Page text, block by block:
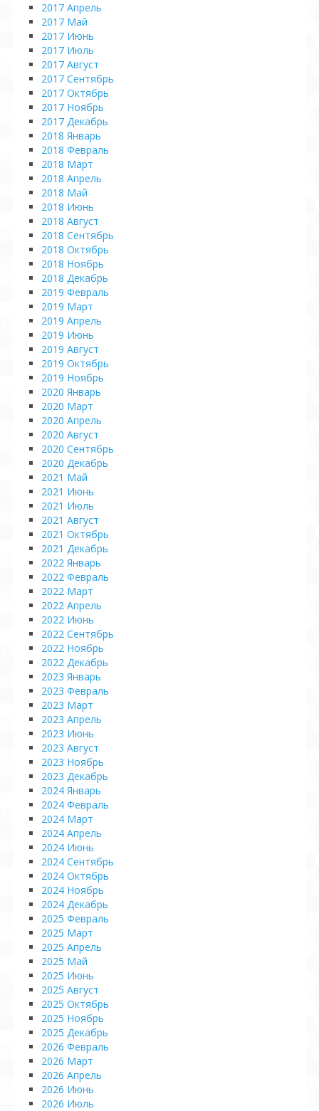
2017 Апрель
2017 Май
2017 Июнь
2017 Июль
2017 Август
2017 Сентябрь
2017 Октябрь
2017 Ноябрь
2017 Декабрь
2018 Январь
2018 Февраль
2018 Март
2018 Апрель
2018 Май
2018 Июнь
2018 Август
2018 Сентябрь
2018 Октябрь
2018 Ноябрь
2018 Декабрь
2019 Февраль
2019 Март
2019 Апрель
2019 Июнь
2019 Август
2019 Октябрь
2019 Ноябрь
2020 Январь
2020 Март
2020 Апрель
2020 Август
2020 Сентябрь
2020 Декабрь
2021 Май
2021 Июнь
2021 Июль
2021 Август
2021 Октябрь
2021 Декабрь
2022 Январь
2022 Февраль
2022 Март
2022 Апрель
2022 Июнь
2022 Сентябрь
2022 Ноябрь
2022 Декабрь
2023 Январь
2023 Февраль
2023 Март
2023 Апрель
2023 Июнь
2023 Август
2023 Ноябрь
2023 Декабрь
2024 Январь
2024 Февраль
2024 Март
2024 Апрель
2024 Июнь
2024 Сентябрь
2024 Октябрь
2024 Ноябрь
2024 Декабрь
2025 Февраль
2025 Март
2025 Апрель
2025 Май
2025 Июнь
2025 Август
2025 Октябрь
2025 Ноябрь
2025 Декабрь
2026 Февраль
2026 Март
2026 Апрель
2026 Июнь
2026 Июль